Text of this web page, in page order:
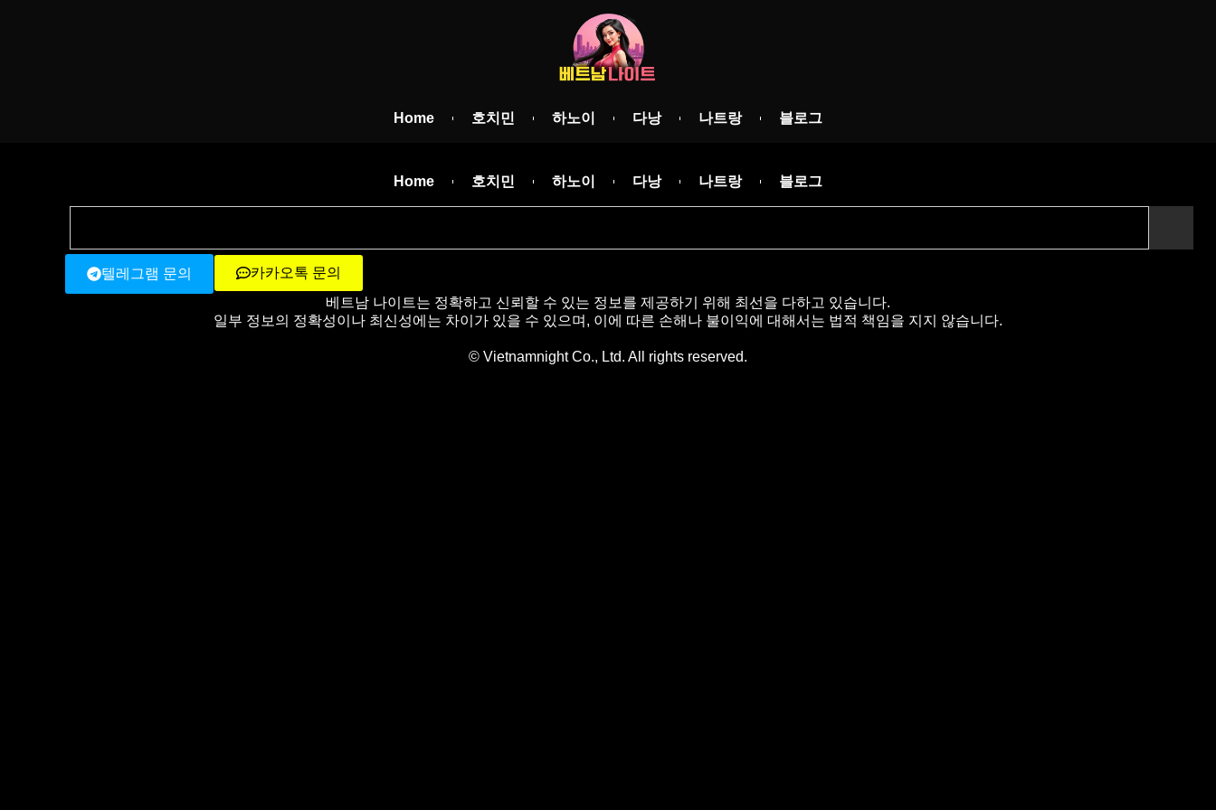
Home 호치민 하노이 다낭 나트랑 블로그
Home 호치민 하노이 다낭 나트랑 블로그
텔레그램 문의
카카오톡 문의
베트남 나이트는 정확하고 신뢰할 수 있는 정보를 제공하기 위해 최선을 다하고 있습니다.
일부 정보의 정확성이나 최신성에는 차이가 있을 수 있으며, 이에 따른 손해나 불이익에 대해서는 법적 책임을 지지 않습니다.
© Vietnamnight Co., Ltd. All rights reserved.